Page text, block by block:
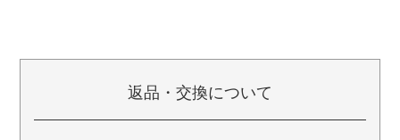
返品・交換について